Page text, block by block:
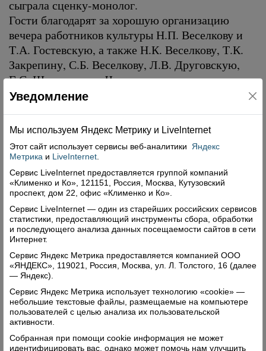
сыграла сценку-монолог.
Гости благодарят за хорошую организацию
вечера работников культуры Н.П. Веселкову и
Т.А. Гостевскую, а также Н.К. Веселкову, Т.К.
Закрепину, С.Б. Веселкову, Л.В. Друговскую,
Г.С. Ширяевскую. Честь и хвала этим
талантливым и неравнодушным людям, которые
организации и проведении всех культурных
мероприятий в нашем посёлке.
Г.Л.Закрепин, п.Рогна
Поделиться
Комментарии (0)
Оставить комментарий
Свежий номер
Уведомление
Мы используем Яндекс Метрику и Livelnternet
Этот сайт использует сервисы веб-аналитики
Яндекс
Метрика и LiveInternet
Сервис LiveInternet предоставляется группой компаний
«Клименко и Ко», 121151, Россия, Москва, Кутузовский
проспект, дом 22, офис «Клименко и Ко».
Сервис LiveInternet — один из старейших российских сервисов
статистики, предоставляющий инструменты сбора, обработки
и последующего анализа данных посещаемости сайтов в сети
Интернет.
Сервис Яндекс Метрика предоставляется компанией ООО
«ЯНДЕКС», 119021, Россия, Москва, ул. Л. Толстого, 16 (далее
— Яндекс).
Сервис Яндекс Метрика использует технологию «cookie» —
небольшие текстовые файлы, размещаемые на компьютере
пользователей с целью анализа их пользовательской
активности.
Собранная при помощи cookie информация не может
идентифицировать вас, однако может помочь нам улучшить